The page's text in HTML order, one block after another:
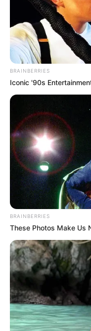
BRAINBERRIES
Iconic '90s
BRAINBERRIES
These Photos Make Us